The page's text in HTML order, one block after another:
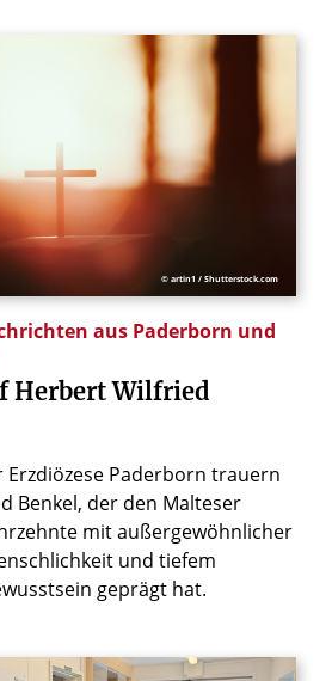
© artin1 / Shutterstock.com
aus Paderborn und
Herbert Wilfried
Erzdiözese Paderborn trauern
Benkel, der den Malteser
mit außergewöhnlicher
und tiefem
geprägt hat.